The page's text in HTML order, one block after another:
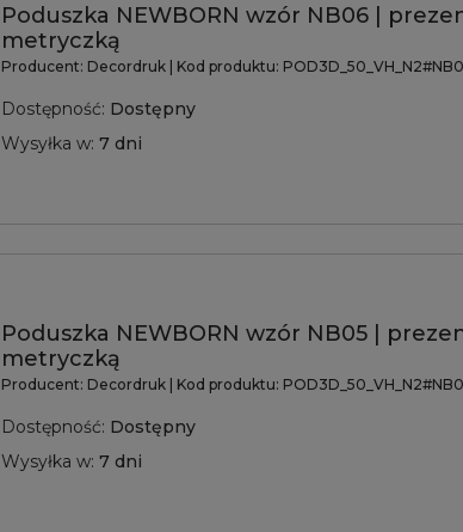
Poduszka NEWBORN wzór NB06 |
metryczką
Producent: Decordruk | Kod produktu:
Dostępność: Dostępny
Wysyłka w: 7 dni
Poduszka NEWBORN wzór NB05 |
metryczką
Producent: Decordruk | Kod produktu:
Dostępność: Dostępny
Wysyłka w: 7 dni